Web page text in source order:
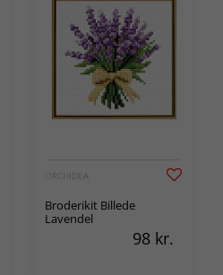
ORCHIDEA
Broderikit Billede
Lavendel
98 kr.